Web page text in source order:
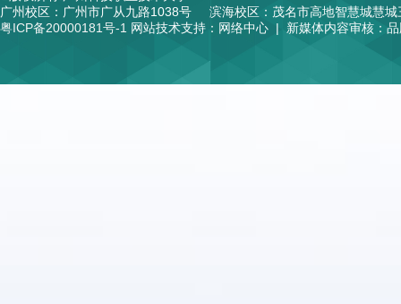
广州校区：广州市广从九路1038号
滨海校区：茂名市高地智慧城慧城
粤ICP备20000181号-1 网站技术支持：网络中心 | 新媒体内容审核：